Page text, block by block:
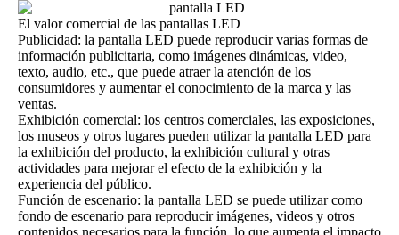
El valor comercial de las pantallas LED
Publicidad: la pantalla LED puede reproducir varias formas de
información publicitaria, como imágenes dinámicas, video,
texto, audio, etc., que puede atraer la atención de los
consumidores y aumentar el conocimiento de la marca y las
ventas.
Exhibición comercial: los centros comerciales, las exposiciones,
los museos y otros lugares pueden utilizar la pantalla LED para
la exhibición del producto, la exhibición cultural y otras
actividades para mejorar el efecto de la exhibición y la
experiencia del público.
Función de escenario: la pantalla LED se puede utilizar como
fondo de escenario para reproducir imágenes, videos y otros
contenidos necesarios para la función, lo que aumenta el impacto